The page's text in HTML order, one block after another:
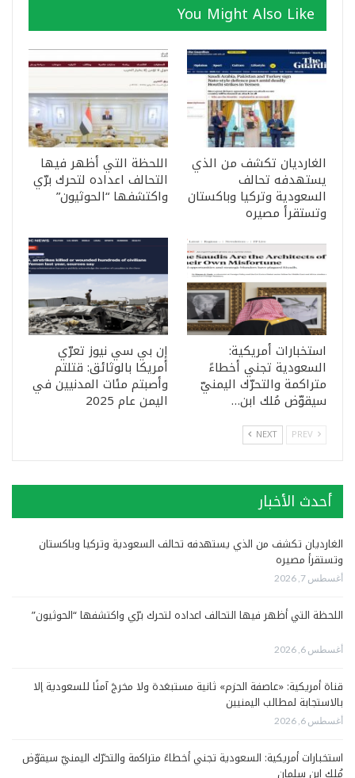
You Might Also Like
الغارديان تكشف من الذي
يستهدفه تحالف
السعودية وتركيا وباكستان
وتستقرأ مصيره
اللحظة التي أظهر فيها
التحالف اعداده لتحرك برّي
واكتشفها “الحوثيون”
استخبارات أمريكية:
السعودية تجني أخطاءً
متراكمة والتحرّك اليمنيّ
سيقوّض مُلك ابن…
إن بي سي نيوز تعرّي
أمريكا بالوثائق: قتلتم
وأصبتم مئات المدنيين في
اليمن عام 2025
NEXT
أحدث الأخبار
الغارديان تكشف من الذي يستهدفه تحالف السعودية وتركيا وباكستان
وتستقرأ مصيره
أغسطس 7, 2026
اللحظة التي أظهر فيها التحالف اعداده لتحرك برّي واكتشفها “الحوثيون”
أغسطس 6, 2026
قناة أمريكية: «عاصفة الحزم» ثانية مستبعَدة ولا مخرجَ آمنًا للسعودية إلا
بالاستجابة لمطالب اليمنيين
أغسطس 6, 2026
استخبارات أمريكية: السعودية تجني أخطاءً متراكمة والتحرّك اليمنيّ سيقوّض
مُلك ابن سلمان